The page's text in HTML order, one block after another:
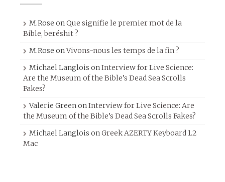
M.Rose on Que signifie le premier mot de la
Bible, beréshit ?
M.Rose onVivons-nous les temps de la fin ?
Michael Langlois on Interview for Live Science:
Are the Museum of the Bible’s Dead Sea Scrolls
Fakes?
Valerie Green on Interview for Live Science: Are
the Museum of the Bible’s Dead Sea Scrolls Fakes?
Michael Langlois on Greek AZERTY Keyboard 1.2
Mac